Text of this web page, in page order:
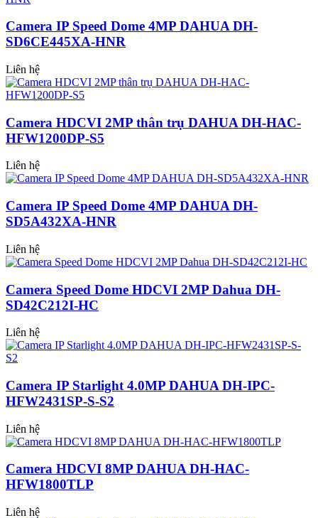
Camera IP Speed Dome 4MP DAHUA DH-
SD6CE445XA-HNR
Liên hệ
Camera HDCVI 2MP thân trụ DAHUA DH-HAC-
HFW1200DP-S5
Liên hệ
Camera IP Speed Dome 4MP DAHUA DH-
SD5A432XA-HNR
Liên hệ
Camera Speed Dome HDCVI 2MP Dahua DH-
SD42C212I-HC
Liên hệ
Camera IP Starlight 4.0MP DAHUA DH-IPC-
HFW2431SP-S-S2
Liên hệ
Camera HDCVI 8MP DAHUA DH-HAC-
HFW1800TLP
Liên hệ